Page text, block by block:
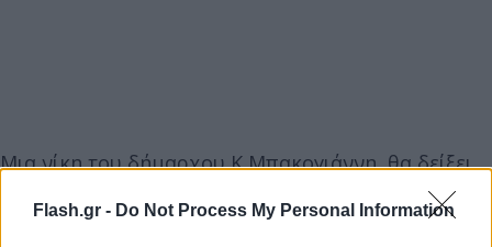
Flash.gr - Do Not Process My Personal Information
Μια νίκη του δήμαρχου Κ Μπακογιάννη, θα δείξει
μεγάλο αριθμό απείχαν την περασμένη Κυριακή,